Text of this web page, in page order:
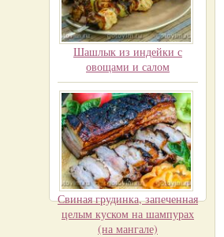
Шашлык из индейки с
овощами и салом
Свиная грудинка, запеченная
целым куском на шампурах
(на мангале)